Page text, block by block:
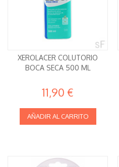
XEROLACER COLUTORIO
BOCA SECA 500 ML
11,90 €
AÑADIR AL CARRITO